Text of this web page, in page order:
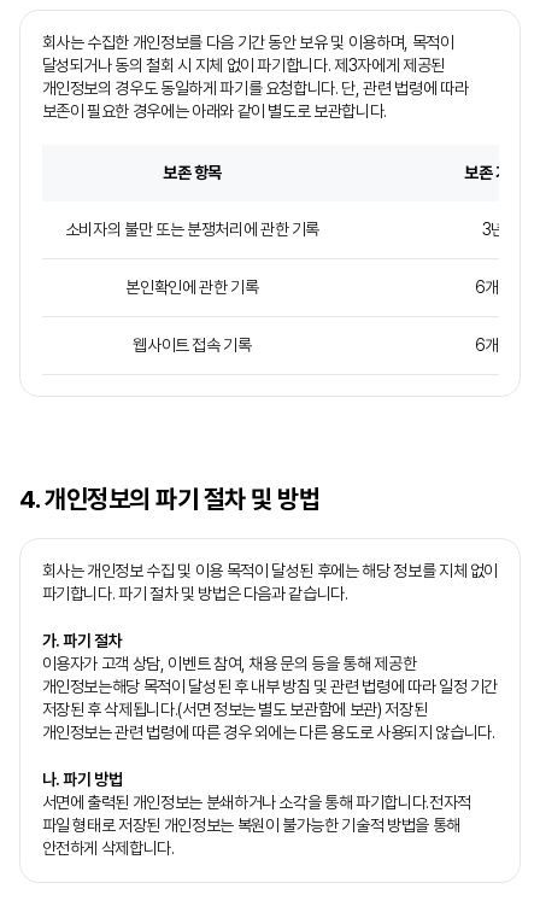
회사는 수집한 개인정보를 다음 기간 동안 보유 및 이용하며, 목적이
달성되거나 동의 철회 시 지체 없이 파기합니다. 제3자에게 제공된
개인정보의 경우도 동일하게 파기를 요청합니다. 단, 관련 법령에 따라
보존이 필요한 경우에는 아래와 같이 별도로 보관합니다.
보존 항목 보존 기간
소비자의 불만 또는 분쟁처리에 관한 기록 3년
본인확인에 관한 기록 6개월
웹사이트 접속 기록 6개월
4. 개인정보의 파기 절차 및 방법
회사는 개인정보 수집 및 이용 목적이 달성된 후에는 해당 정보를 지체 없이
파기합니다. 파기 절차 및 방법은 다음과 같습니다.
가. 파기 절차
이용자가 고객 상담, 이벤트 참여, 채용 문의 등을 통해 제공한
개인정보는해당 목적이 달성된 후 내부 방침 및 관련 법령에 따라 일정 기간
저장된 후 삭제됩니다.(서면 정보는 별도 보관함에 보관) 저장된
개인정보는 관련 법령에 따른 경우 외에는 다른 용도로 사용되지 않습니다.
나. 파기 방법
서면에 출력된 개인정보는 분쇄하거나 소각을 통해 파기합니다.전자적
파일 형태로 저장된 개인정보는 복원이 불가능한 기술적 방법을 통해
안전하게 삭제합니다.